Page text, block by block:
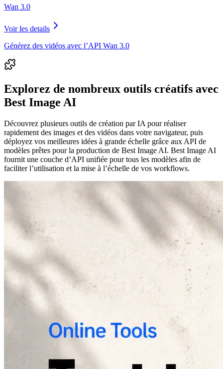
Wan 3.0
Voir les details
Générez des vidéos avec l’API Wan 3.0
Explorez de nombreux outils créatifs avec
Best Image AI
Découvrez plusieurs outils de création par IA pour réaliser
rapidement des images et des vidéos dans votre navigateur, puis
déployez vos meilleures idées à grande échelle grâce aux API de
modèles prêtes pour la production de Best Image AI. Best Image AI
fournit une couche d’API unifiée pour tous les modèles afin de
faciliter l’utilisation et la mise à l’échelle de vos workflows.